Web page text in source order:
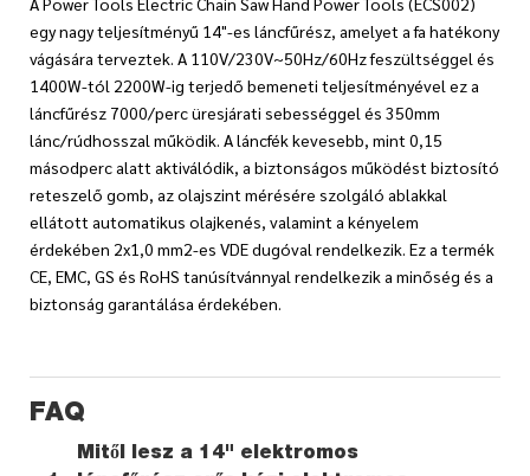
egy nagy teljesítményű 14"-es láncfűrész, amelyet a fa hatékony
vágására terveztek. A 110V/230V~50Hz/60Hz feszültséggel és
1400W-tól 2200W-ig terjedő bemeneti teljesítményével ez a
láncfűrész 7000/perc üresjárati sebességgel és 350mm
lánc/rúdhosszal működik. A láncfék kevesebb, mint 0,15
másodperc alatt aktiválódik, a biztonságos működést biztosító
reteszelő gomb, az olajszint mérésére szolgáló ablakkal
ellátott automatikus olajkenés, valamint a kényelem
érdekében 2x1,0 mm2-es VDE dugóval rendelkezik. Ez a termék
CE, EMC, GS és RoHS tanúsítvánnyal rendelkezik a minőség és a
biztonság garantálása érdekében.
FAQ
Mitől lesz a 14" elektromos